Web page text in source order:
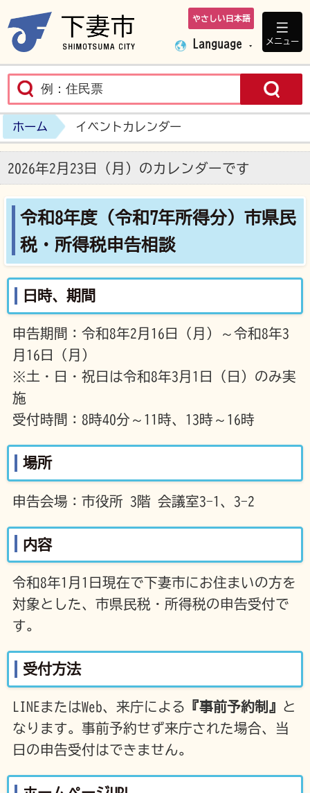
下妻市ホームペ
やさしい日本語
Language メニュー
ホーム イベントカレンダー
2026年2月23日（月）のカレンダーです
令和8年度（令和7年所得分）市県民
税・所得税申告相談
日時、期間
申告期間：令和8年2月16日（月）～令和8年3
月16日（月）
※土・日・祝日は令和8年3月1日（日）のみ実
施
受付時間：8時40分～11時、13時～16時
場所
申告会場：市役所 3階 会議室3-1、3-2
内容
令和8年1月1日現在で下妻市にお住まいの方を
対象とした、市県民税・所得税の申告受付で
す。
受付方法
LINEまたはWeb、来庁による 『事前予約制』
と
なります。事前予約せず来庁された場合、当
日の申告受付はできません。